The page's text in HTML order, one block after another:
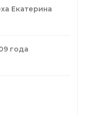
Екатерина
года